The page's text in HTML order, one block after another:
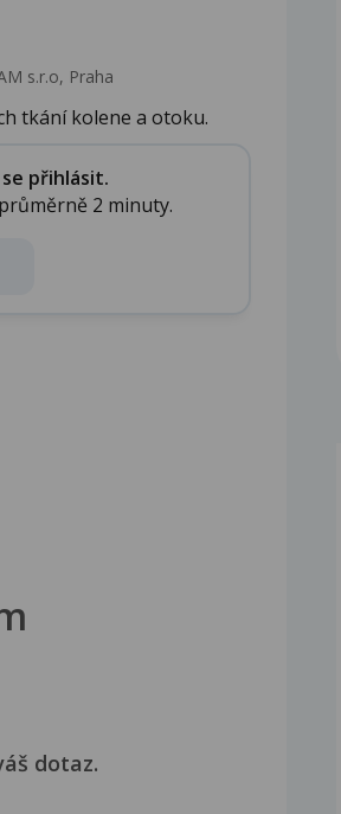
s.r.o, Praha
tkání kolene a otoku.
přihlásit.
2 minuty.
dotaz.